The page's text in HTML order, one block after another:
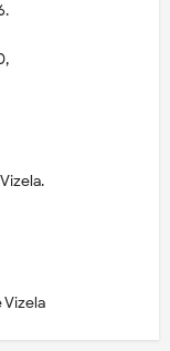
Vizela